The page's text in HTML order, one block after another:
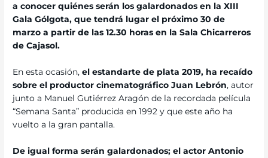
a conocer quiénes serán los galardonados en la XIII
Gala Gólgota, que tendrá lugar el próximo 30 de
marzo a partir de las 12.30 horas en la Sala Chicarreros
de Cajasol.
En esta ocasión,el estandarte de plata 2019, ha recaído
sobre el productor cinematográfico Juan Lebrón, autor
junto a Manuel Gutiérrez Aragón de la recordada película
“Semana Santa” producida en 1992 y que este año ha
vuelto a la gran pantalla.
De igual forma serán galardonados; el actor Antonio